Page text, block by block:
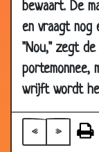
bewaart. De
en vraagt nog
"Nou," zegt
portemonnee,
wrijft wordt
« »
2008
Drie
11 Feb
2008
08 Feb
2008
De
07 Feb
Hoe laat